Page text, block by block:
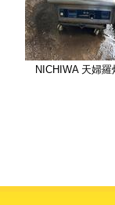
NICHIWA 天婦羅